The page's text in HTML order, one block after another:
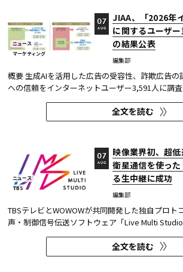
ニュース
マーケティング
JIAA、「2026年
に関するユーザー
の結果公表
編集部
07
AUG
概要 生成AIを活用した広告の受容性、詐欺広告
への信頼をインターネットユーザー3,591人に調
件が整えば活用してよい」が52.0%。AI活用の明
明性への配慮が受容の前提になる。 ・詐欺広告は
知があり、過去1年以内の接触経験は10～20％台
全文を読む
ニュース
TBS
映像業界初、超
衛星通信を使っ
る生中継に成功
編集部
07
AUG
TBSテレビとWOWOWが共同開発した独自プロト
声・制御信号伝送ソフトウェア「Live Multi Studio
が、JCOM株式会社（以下、J:COM）の生中継の
た。2026年6月16日にJ:COMが放送した『北海道
おいて、J:COMチャンネル（※1）、地域情報アプ
全文を読む